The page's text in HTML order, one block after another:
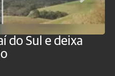
do Sul e deixa